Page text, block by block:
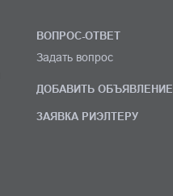
ВОПРОС-ОТВЕТ
Задать вопрос
ДОБАВИТЬ ОБЪЯВЛЕНИЕ
ЗАЯВКА РИЭЛТЕРУ